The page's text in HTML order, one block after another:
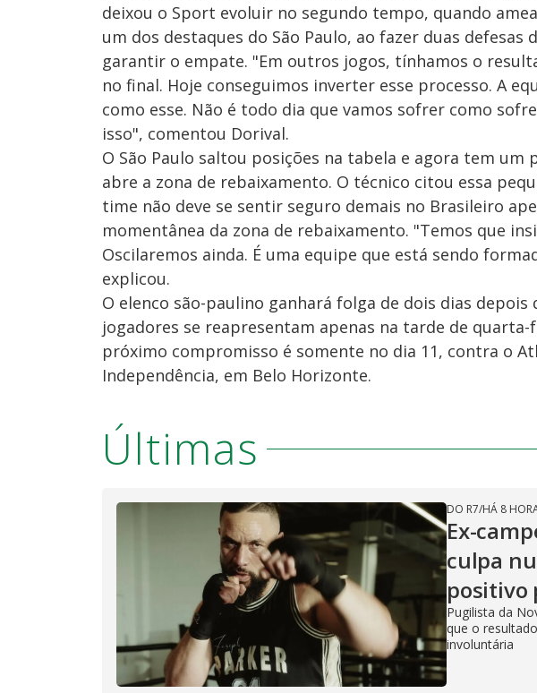
deixou o Sport evoluir no segundo tempo, quando
um dos destaques do São Paulo, ao fazer duas defesas
garantir o empate. "Em outros jogos, tínhamos o
no final. Hoje conseguimos inverter esse processo. A
como esse. Não é todo dia que vamos sofrer como
isso", comentou Dorival.
O São Paulo saltou posições na tabela e agora tem um
abre a zona de rebaixamento. O técnico citou essa
time não deve se sentir seguro demais no Brasileiro
momentânea da zona de rebaixamento. "Temos que
Oscilaremos ainda. É uma equipe que está sendo
explicou.
O elenco são-paulino ganhará folga de dois dias
jogadores se reapresentam apenas na tarde de quarta-
próximo compromisso é somente no dia 11, contra o
Independência, em Belo Horizonte.
Últimas
DO R7/HÁ 8
Ex-
culpa
positivo
Pugilista da
que o
involuntária